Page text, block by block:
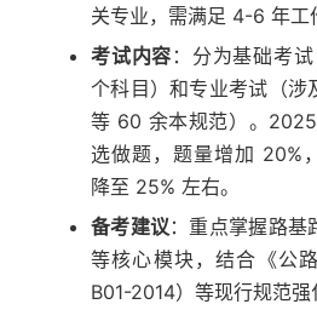
关专业，需满足 4-6 年工
考试内容 ：分为基础考
个科目）和专业考试（涉
等 60 余本规范）。
选做题，题量增加 20%
降至 25% 左右。
备考建议：重点掌握路基
等核心模块，结合《公
B01-2014）等现行规范强